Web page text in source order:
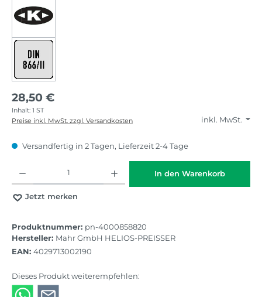
28,50 €
Inhalt: 1 ST
inkl. MwSt.
Preise inkl. MwSt. zzgl. Versandkosten
Versandfertig in 2 Tagen, Lieferzeit 2-4 Tage
In den Warenkorb
Jetzt merken
Produktnummer: pn-4000858820
Hersteller: Mahr GmbH HELIOS-PREISSER
EAN: 4029713002190
Dieses Produkt weiterempfehlen: